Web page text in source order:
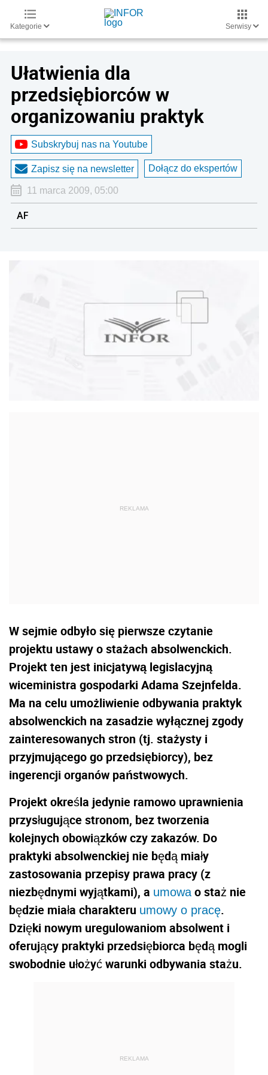
Kategorie Serwisy
Ułatwienia dla
przedsiębiorców w
organizowaniu praktyk
Subskrybuj nas na Youtube
Zapisz się na newsletter Dołącz do ekspertów
11 marca 2009, 05:00
AF
W sejmie odbyło się pierwsze czytanie
projektu ustawy o stażach absolwenckich.
Projekt ten jest inicjatywą legislacyjną
wiceministra gospodarki Adama Szejnfelda.
Ma na celu umożliwienie odbywania praktyk
absolwenckich na zasadzie wyłącznej zgody
zainteresowanych stron (tj. stażysty i
przyjmującego go przedsiębiorcy), bez
ingerencji organów państwowych.
Projekt określa jedynie ramowo uprawnienia
przysługujące stronom, bez tworzenia
kolejnych obowiązków czy zakazów. Do
praktyki absolwenckiej nie będą miały
zastosowania przepisy prawa pracy (z
niezbędnymi wyjątkami), a umowao staż nie
będzie miała charakteru umowy o pracę.
Dzięki nowym uregulowaniom absolwent i
oferujący praktyki przedsiębiorca będą mogli
swobodnie ułożyć warunki odbywania stażu.
REKLAMA